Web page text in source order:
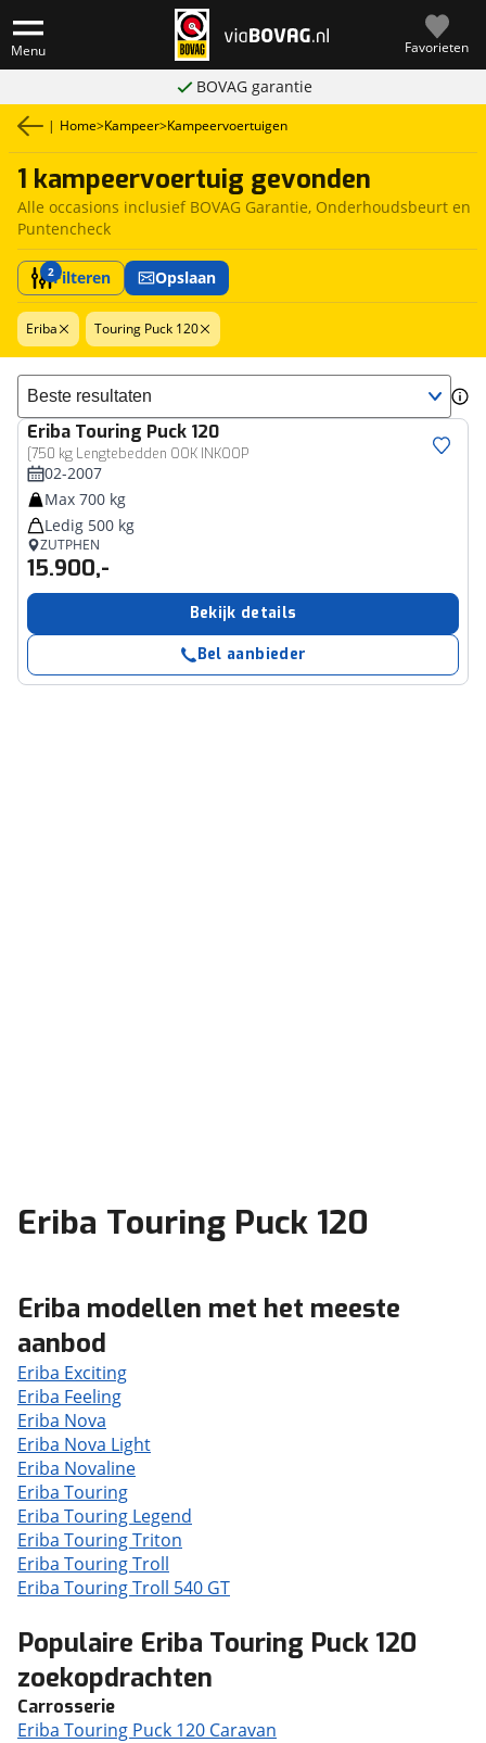
Menu Favorieten
BOVAG garantie
| Home>Kampeer>Kampeervoertuigen
1 kampeervoertuig gevonden
Alle occasions inclusief BOVAG Garantie, Onderhoudsbeurt en
Puntencheck
2Filteren Opslaan
Eriba Touring Puck 120
Sorteer resultaten
Eriba Touring Puck 120
[750 kg Lengtebedden OOK INKOOP
02-2007
Max 700 kg
Ledig 500 kg
ZUTPHEN
15.900,-
Bekijk details
Bel aanbieder
Eriba Touring Puck 120
Eriba modellen met het meeste
aanbod
Eriba Exciting
Eriba Feeling
Eriba Nova
Eriba Nova Light
Eriba Novaline
Eriba Touring
Eriba Touring Legend
Eriba Touring Triton
Eriba Touring Troll
Eriba Touring Troll 540 GT
Populaire Eriba Touring Puck 120
zoekopdrachten
Carrosserie
Eriba Touring Puck 120 Caravan